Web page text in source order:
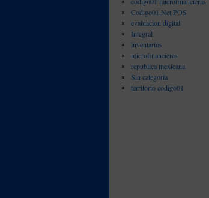
Codigo01.Net POS
evaluacion digital
Integral
inventarios
microfinancieras
republica mexicana
Sin categoría
territorio codigo01